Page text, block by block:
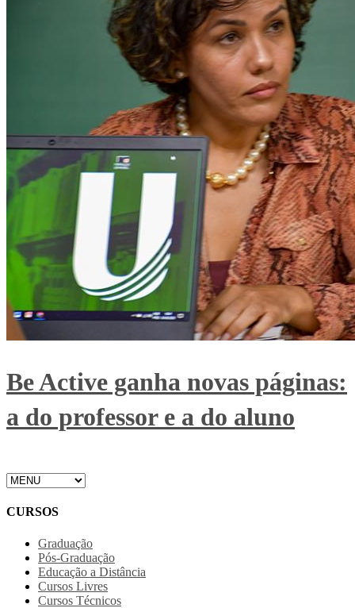
Be Active ganha novas páginas:
a do professor e a do aluno
CURSOS
Graduação
Pós-Graduação
Educação a Distância
Cursos Livres
Cursos Técnicos